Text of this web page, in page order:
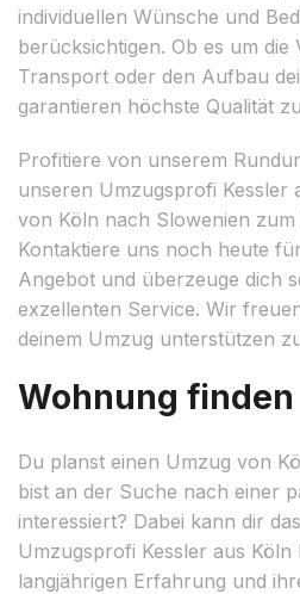
individuellen Wünsche und
berücksichtigen. Ob es um die
Transport oder den Aufbau
garantieren höchste Qualität
Profitiere von unserem
unseren Umzugsprofi Kessler
von Köln nach Slowenien
Kontaktiere uns noch heute
Angebot und überzeuge dich
exzellenten Service. Wir
deinem Umzug unterstützen
Wohnung
Du planst einen Umzug von
bist an der Suche nach einer
interessiert? Dabei kann dir
Umzugsprofi Kessler aus
langjährigen Erfahrung und